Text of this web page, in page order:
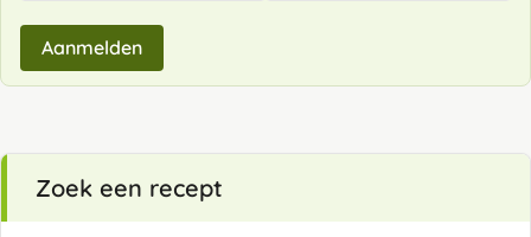
Aanmelden
Zoek een recept